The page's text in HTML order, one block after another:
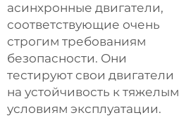
асинхронные двигатели,
соответствующие очень
строгим требованиям
безопасности. Они
тестируют свои двигатели
на устойчивость к тяжелым
условиям эксплуатации.